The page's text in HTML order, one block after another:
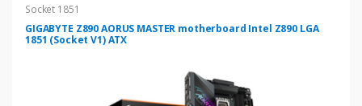
Socket 1851
GIGABYTE Z890 AORUS MASTER motherboard Intel Z890 LGA
1851 (Socket V1) ATX